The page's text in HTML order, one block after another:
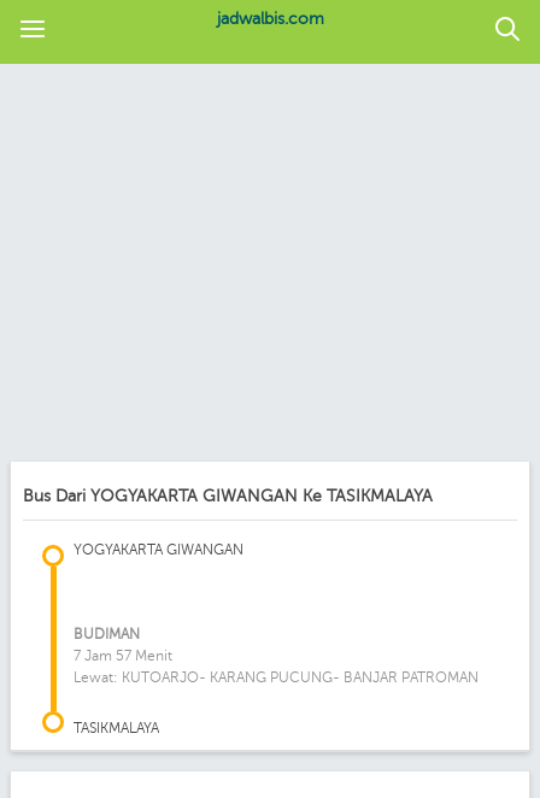
jadwalbis.com
Bus Dari YOGYAKARTA GIWANGAN Ke TASIKMALAYA
YOGYAKARTA GIWANGAN
BUDIMAN
7 Jam 57 Menit
Lewat: KUTOARJO- KARANG PUCUNG- BANJAR PATROMAN
TASIKMALAYA